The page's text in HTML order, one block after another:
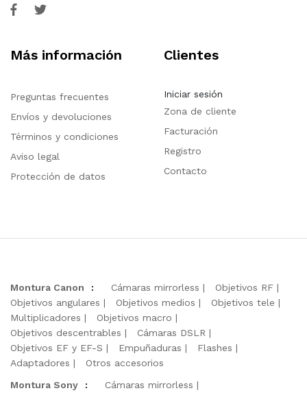
Más información
Preguntas frecuentes
Envíos y devoluciones
Términos y condiciones
Aviso legal
Protección de datos
Clientes
Iniciar sesión
Zona de cliente
Facturación
Registro
Contacto
Montura Canon : Cámaras mirrorless
Objetivos RF
Objetivos angulares
Objetivos medios
Objetivos tele
Multiplicadores
Objetivos macro
Objetivos descentrables
Cámaras DSLR
Objetivos EF y EF-S
Empuñaduras
Flashes
Adaptadores
Otros accesorios
Montura Sony
:
Cámaras mirrorless